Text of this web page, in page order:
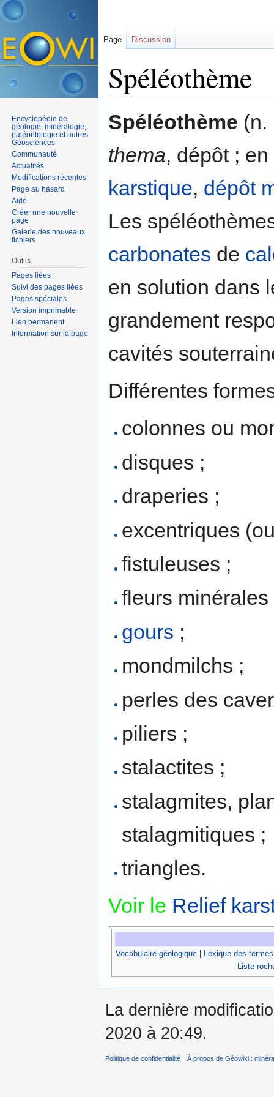
Spéléothème
Spéléothème (n.
thema, dépôt ;
karstique, dépôt
Les
carbonates de
en solution dans
grandement
cavités
Différentes
colonnes ou
disques ;
draperies ;
excentriques
fistuleuses ;
fleurs minérales
gours ;
mondmilchs ;
perles des
piliers ;
stalactites ;
stalagmites,
stalagmitiques ;
triangles.
Voir le Relief
Vocabulaire géologique
Lexique des
Liste
Page Discussion
Encyclopédie de
géologie, minéralogie,
paléontologie et autres
Géosciences
Communauté
Actualités
Modifications récentes
Page au hasard
Aide
Créer une nouvelle
page
Galerie des nouveaux
fichiers
Outils
Pages liées
Suivi des pages liées
Pages spéciales
Version imprimable
Lien permanent
Information sur la page
La dernière
2020 à 20:49.
Politique de confidentialité À propos de Géowiki :